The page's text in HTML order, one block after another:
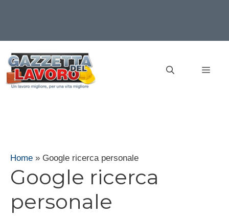
contenuto
Home » Google ricerca personale
Google ricerca
personale